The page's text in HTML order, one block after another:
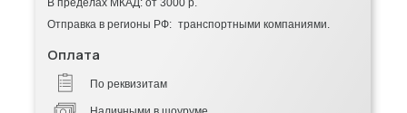
По реквизитам
Оплата
В пределах МКАД: от 3000 р.
Отправка в регионы РФ: транспортными компаниями.